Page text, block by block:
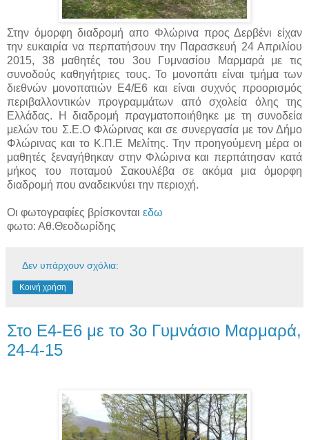
Στην όμορφη διαδρομή απο Φλώρινα προς Δερβένι είχαν
την ευκαιρία να περπατήσουν την Παρασκευή 24 Απριλίου
2015, 38 μαθητές του 3ου Γυμνασίου Μαρμαρά με τις
συνοδούς καθηγήτριες τους. Το μονοπάτι είναι τμήμα των
διεθνών μονοπατιών Ε4/Ε6 και είναι συχνός προορισμός
περιβαλλοντικών προγραμμάτων από σχολεία όλης της
Ελλάδας.
Η διαδρομή πραγματοποιήθηκε με τη συνοδεία
μελών του Σ.Ε.Ο Φλώρινας και σε συνεργασία με τον Δήμο
Φλώρινας και το Κ.Π.Ε Μελίτης. Την προηγούμενη μέρα οι
μαθητές ξεναγήθηκαν στην Φλώρινα και περπάτησαν κατά
μήκος του ποταμού Σακουλέβα σε ακόμα μια όμορφη
διαδρομή που αναδεικνύει την περιοχή.
Οι φωτογραφίες βρίσκονται εδω
φωτο: Αθ.Θεοδωρίδης
Δεν υπάρχουν σχόλια:
Κοινή χρήση
Στο Ε4-Ε6 με το 3o Γυμνάσιο Μαρμαρά,
24-4-15